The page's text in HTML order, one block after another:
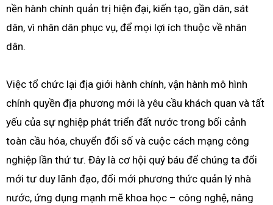
nền hành chính quản trị hiện đại, kiến tạo, gần dân, sát
dân, vì nhân dân phục vụ, để mọi lợi ích thuộc về nhân
dân.
Việc tổ chức lại địa giới hành chính, vận hành mô hình
chính quyền địa phương mới là yêu cầu khách quan và tất
yếu của sự nghiệp phát triển đất nước trong bối cảnh
toàn cầu hóa, chuyển đổi số và cuộc cách mạng công
nghiệp lần thứ tư. Đây là cơ hội quý báu để chúng ta đổi
mới tư duy lãnh đạo, đổi mới phương thức quản lý nhà
nước, ứng dụng mạnh mẽ khoa học – công nghệ, nâng